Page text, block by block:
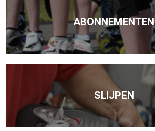
ABONNEMENTEN
SLIJPEN